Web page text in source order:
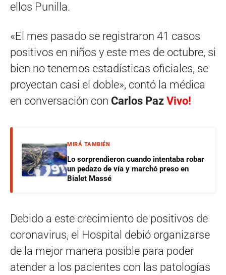
ellos Punilla.
«El mes pasado se registraron 41 casos
positivos en niños y este mes de octubre, si
bien no tenemos estadísticas oficiales, se
proyectan casi el doble», contó la médica
en conversación con Carlos Paz Vivo!
MIRÁ TAMBIÉN
Lo sorprendieron cuando intentaba robar
un pedazo de vía y marchó preso en
Bialet Massé
Debido a este crecimiento de positivos de
coronavirus, el Hospital debió organizarse
de la mejor manera posible para poder
atender a los pacientes con las patologías